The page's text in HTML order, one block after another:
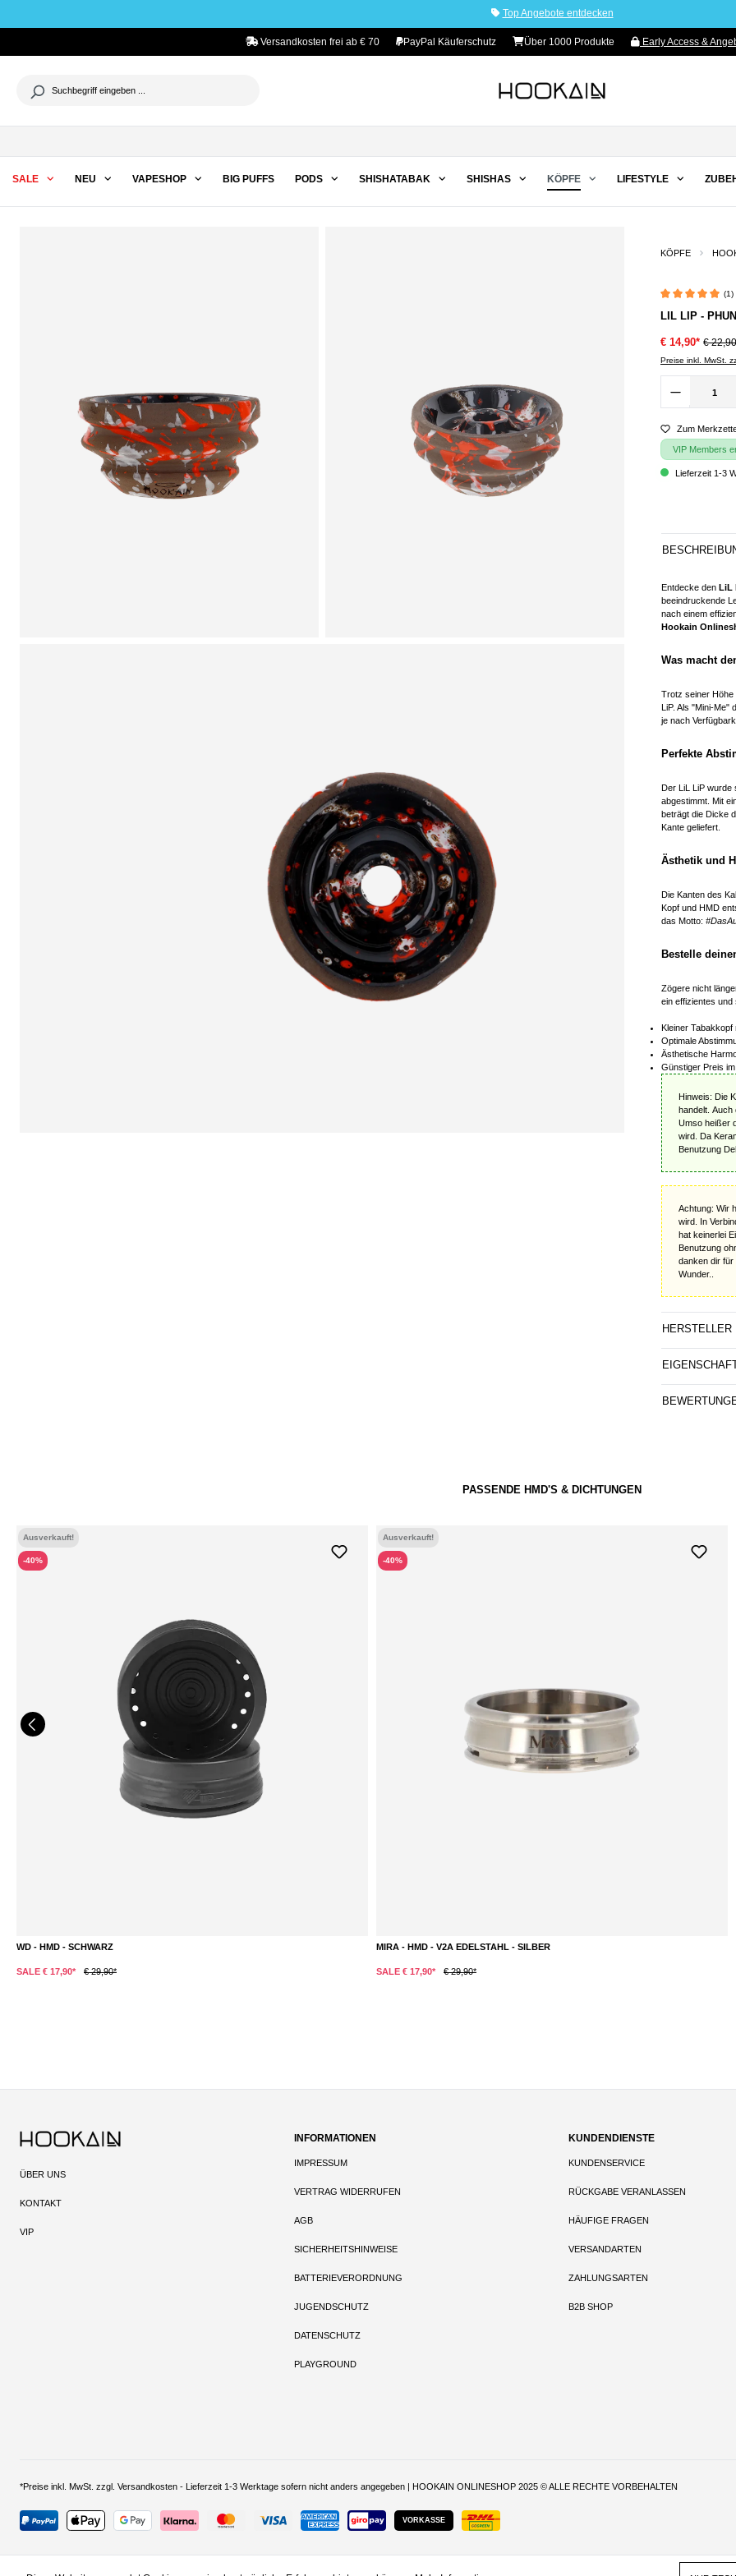
Top Angebote entdecken
Versandkosten frei ab € 70 PayPal Käuferschutz Über 1000 Produkte Early Access &
SALE NEU VAPESHOP BIG PUFFS PODS SHISHATABAK SHISHAS KÖPFE LIFESTYLE
KÖPFE
(1)
LIL LIP -
€ 14,90* €
Preise inkl. MwSt.
Zum
VIP Members
Lieferzeit 1-3
Entdecke den LiL
beeindruckende
nach einem
Hookain
Was macht
Trotz seiner
LiP. Als "Mini-Me"
je nach
Perfekte
Der LiL LiP wurde
abgestimmt. Mit
beträgt die Dicke
Kante geliefert.
Ästhetik und
Die Kanten des
Kopf und HMD
das Motto:
Bestelle
Zögere nicht
ein effizientes
Kleiner
Optimale
Ästhetische
Günstiger Preis
Hinweis: Die
handelt. Auch
Umso heißer
wird. Da
Benutzung
Achtung: Wir
wird. In
hat keinerlei
Benutzung
danken dir für
Wunder..
HERSTELLER
PASSENDE HMD'S & DICHTUNGEN
Ausverkauft!
-40%
MIRA - HMD - V2A EDELSTAHL - SILBER
SALE € 17,90* € 29,90*
-35%
Hot
KOKA FOIL - PREMIUM ALUFOLIE - 25 M - 14 CM - 40 ΜM
SALE € 4,50* € 6,90*
ÜBER UNS
KONTAKT
VIP
INFORMATIONEN
IMPRESSUM
VERTRAG WIDERRUFEN
AGB
SICHERHEITSHINWEISE
BATTERIEVERORDNUNG
JUGENDSCHUTZ
DATENSCHUTZ
PLAYGROUND
KUNDENDIENSTE
KUNDENSERVICE
RÜCKGABE VERANLASSEN
HÄUFIGE FRAGEN
VERSANDARTEN
ZAHLUNGSARTEN
B2B SHOP
*Preise inkl. MwSt. zzgl. Versandkosten - Lieferzeit 1-3 Werktage sofern nicht anders angegeben | HOOKAIN ONLINESHOP 2025 © ALLE RECHTE VORBEHALTEN
VORKASSE